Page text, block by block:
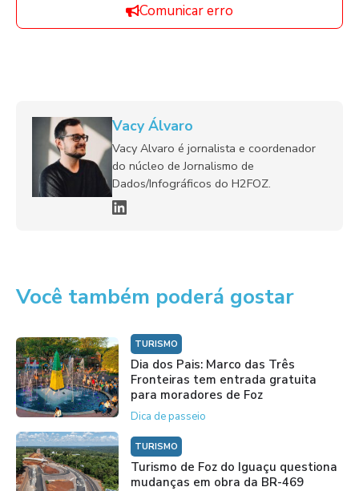
Comunicar erro
Vacy Álvaro
Vacy Alvaro é jornalista e coordenador
do núcleo de Jornalismo de
Dados/Infográficos do H2FOZ.
Você também poderá gostar
TURISMO
Dia dos Pais: Marco das Três
Fronteiras tem entrada gratuita
para moradores de Foz
Dica de passeio
TURISMO
Turismo de Foz do Iguaçu questiona
mudanças em obra da BR-469